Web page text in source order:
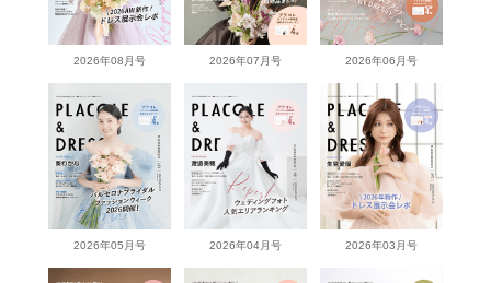
2026年08月号 2026年07月号 2026年06月号
2026年05月号 2026年04月号 2026年03月号